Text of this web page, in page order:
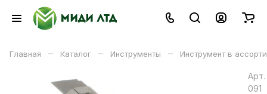
Главная – Каталог – Инструменты – Инструмент в
Арт.
091